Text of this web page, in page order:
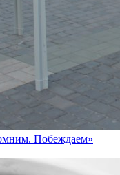
Побеждаем»